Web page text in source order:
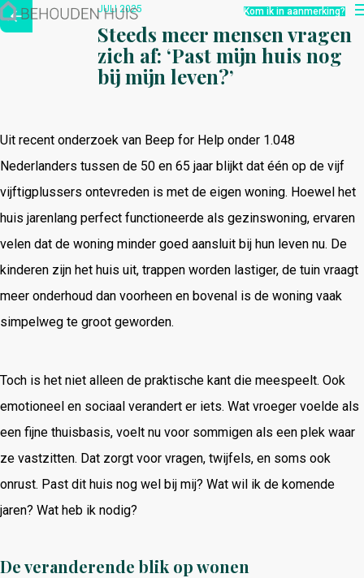
Hoe werkt het?
Over ons
Nieuwsbrief
Kom ik in aanmerking?
JULI 2025
Steeds meer mensen vragen
zich af: ‘Past mijn huis nog
bij mijn leven?’
Uit recent onderzoek van Beep for Help onder 1.048
Nederlanders tussen de 50 en 65 jaar blijkt dat één op de vijf
vijftigplussers ontevreden is met de eigen woning. Hoewel het
huis jarenlang perfect functioneerde als gezinswoning, ervaren
velen dat de woning minder goed aansluit bij hun leven nu. De
kinderen zijn het huis uit, trappen worden lastiger, de tuin vraagt
meer onderhoud dan voorheen en bovenal is de woning vaak
simpelweg te groot geworden.
Toch is het niet alleen de praktische kant die meespeelt. Ook
emotioneel en sociaal verandert er iets. Wat vroeger voelde als
een fijne thuisbasis, voelt nu voor sommigen als een plek waar
ze vastzitten. Dat zorgt voor vragen, twijfels, en soms ook
onrust. Past dit huis nog wel bij mij? Wat wil ik de komende
jaren? Wat heb ik nodig?
De veranderende blik op wonen